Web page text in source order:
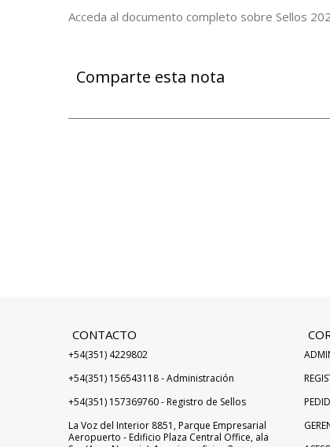
Acceda al documento completo sobre Sellos
Comparte esta nota
CONTACTO
+54(351) 4229802
+54(351) 156543118 - Administración
+54(351) 157369760 - Registro de Sellos
La Voz del Interior 8851, Parque Empresarial
Aeropuerto - Edificio Plaza Central Office, ala